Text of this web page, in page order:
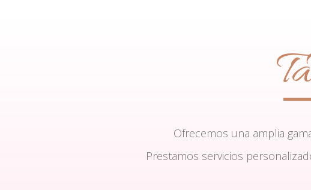
Ofrecemos una amplia
Prestamos servicios